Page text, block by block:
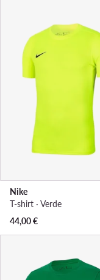
Nike
T-shirt · Verde
44,00€